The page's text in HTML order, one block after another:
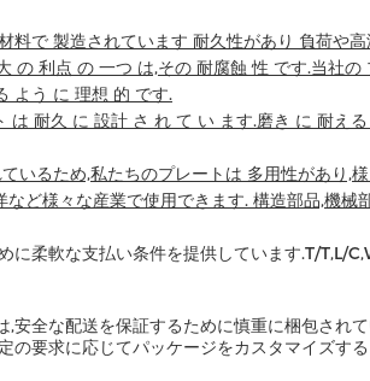
料で 製造されています 耐久性があり 負荷や
の 利点 の 一つ は,その 耐腐蝕 性 です.当社
よう に 理想 的 です.
は 耐久 に 設計 さ れ て い ます.磨き に 耐え
いるため,私たちのプレートは 多用性があり,
など様々な産業で使用できます. 構造部品,機械
に柔軟な支払い条件を提供しています.T/T,L/
,安全な配送を保証するために慎重に梱包され
の要求に応じてパッケージをカスタマイズす